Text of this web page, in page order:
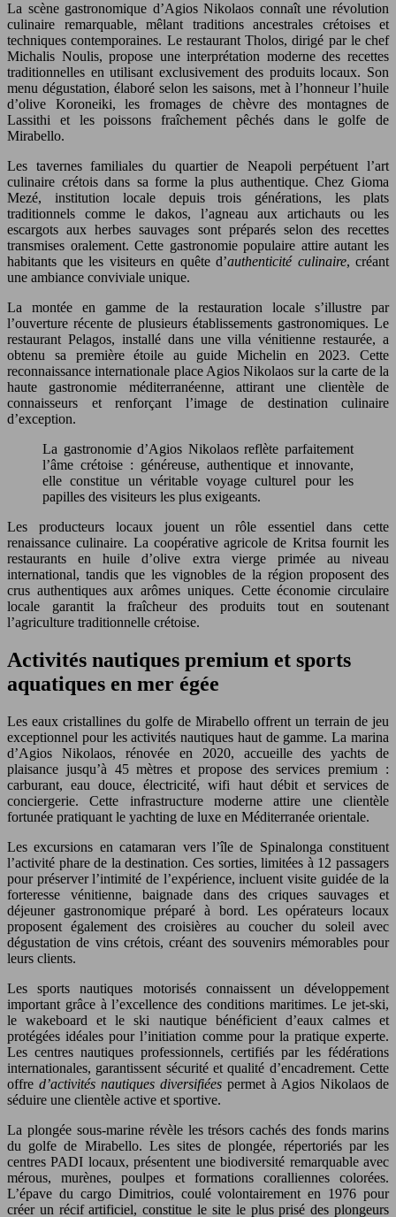
La scène gastronomique d’Agios Nikolaos connaît une révolution
culinaire remarquable, mêlant traditions ancestrales crétoises et
techniques contemporaines. Le restaurant Tholos, dirigé par le chef
Michalis Noulis, propose une interprétation moderne des recettes
traditionnelles en utilisant exclusivement des produits locaux. Son
menu dégustation, élaboré selon les saisons, met à l’honneur l’huile
d’olive Koroneiki, les fromages de chèvre des montagnes de
Lassithi et les poissons fraîchement pêchés dans le golfe de
Mirabello.
Les tavernes familiales du quartier de Neapoli perpétuent l’art
culinaire crétois dans sa forme la plus authentique. Chez Gioma
Mezé, institution locale depuis trois générations, les plats
traditionnels comme le dakos, l’agneau aux artichauts ou les
escargots aux herbes sauvages sont préparés selon des recettes
transmises oralement. Cette gastronomie populaire attire autant les
habitants que les visiteurs en quête d’authenticité culinaire, créant
une ambiance conviviale unique.
La montée en gamme de la restauration locale s’illustre par
l’ouverture récente de plusieurs établissements gastronomiques. Le
restaurant Pelagos, installé dans une villa vénitienne restaurée, a
obtenu sa première étoile au guide Michelin en 2023. Cette
reconnaissance internationale place Agios Nikolaos sur la carte de la
haute gastronomie méditerranéenne, attirant une clientèle de
connaisseurs et renforçant l’image de destination culinaire
d’exception.
La gastronomie d’Agios Nikolaos reflète parfaitement
l’âme crétoise : généreuse, authentique et innovante,
elle constitue un véritable voyage culturel pour les
papilles des visiteurs les plus exigeants.
Les producteurs locaux jouent un rôle essentiel dans cette
renaissance culinaire. La coopérative agricole de Kritsa fournit les
restaurants en huile d’olive extra vierge primée au niveau
international, tandis que les vignobles de la région proposent des
crus authentiques aux arômes uniques. Cette économie circulaire
locale garantit la fraîcheur des produits tout en soutenant
l’agriculture traditionnelle crétoise.
Activités nautiques premium et sports
aquatiques en mer égée
Les eaux cristallines du golfe de Mirabello offrent un terrain de jeu
exceptionnel pour les activités nautiques haut de gamme. La marina
d’Agios Nikolaos, rénovée en 2020, accueille des yachts de
plaisance jusqu’à 45 mètres et propose des services premium :
carburant, eau douce, électricité, wifi haut débit et services de
conciergerie. Cette infrastructure moderne attire une clientèle
fortunée pratiquant le yachting de luxe en Méditerranée orientale.
Les excursions en catamaran vers l’île de Spinalonga constituent
l’activité phare de la destination. Ces sorties, limitées à 12 passagers
pour préserver l’intimité de l’expérience, incluent visite guidée de la
forteresse vénitienne, baignade dans des criques sauvages et
déjeuner gastronomique préparé à bord. Les opérateurs locaux
proposent également des croisières au coucher du soleil avec
dégustation de vins crétois, créant des souvenirs mémorables pour
leurs clients.
Les sports nautiques motorisés connaissent un développement
important grâce à l’excellence des conditions maritimes. Le jet-ski,
le wakeboard et le ski nautique bénéficient d’eaux calmes et
protégées idéales pour l’initiation comme pour la pratique experte.
Les centres nautiques professionnels, certifiés par les fédérations
internationales, garantissent sécurité et qualité d’encadrement. Cette
offre d’activités nautiques diversifiées permet à Agios Nikolaos de
séduire une clientèle active et sportive.
La plongée sous-marine révèle les trésors cachés des fonds marins
du golfe de Mirabello. Les sites de plongée, répertoriés par les
centres PADI locaux, présentent une biodiversité remarquable avec
mérous, murènes, poulpes et formations coralliennes colorées.
L’épave du cargo Dimitrios, coulé volontairement en 1976 pour
créer un récif artificiel, constitue le site le plus prisé des plongeurs